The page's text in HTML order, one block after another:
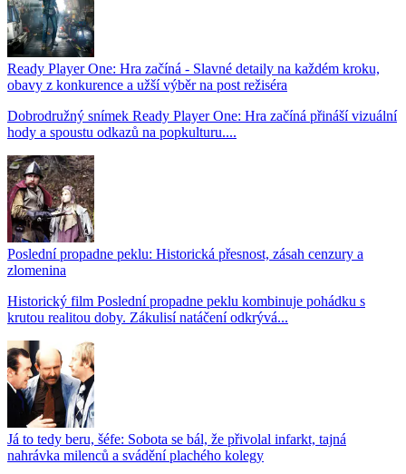
Ready Player One: Hra začíná - Slavné detaily na každém kroku,
obavy z konkurence a užší výběr na post režiséra
Dobrodružný snímek Ready Player One: Hra začíná přináší vizuální
hody a spoustu odkazů na popkulturu....
Poslední propadne peklu: Historická přesnost, zásah cenzury a
zlomenina
Historický film Poslední propadne peklu kombinuje pohádku s
krutou realitou doby. Zákulisí natáčení odkrývá...
Já to tedy beru, šéfe: Sobota se bál, že přivolal infarkt, tajná
nahrávka milenců a svádění plachého kolegy